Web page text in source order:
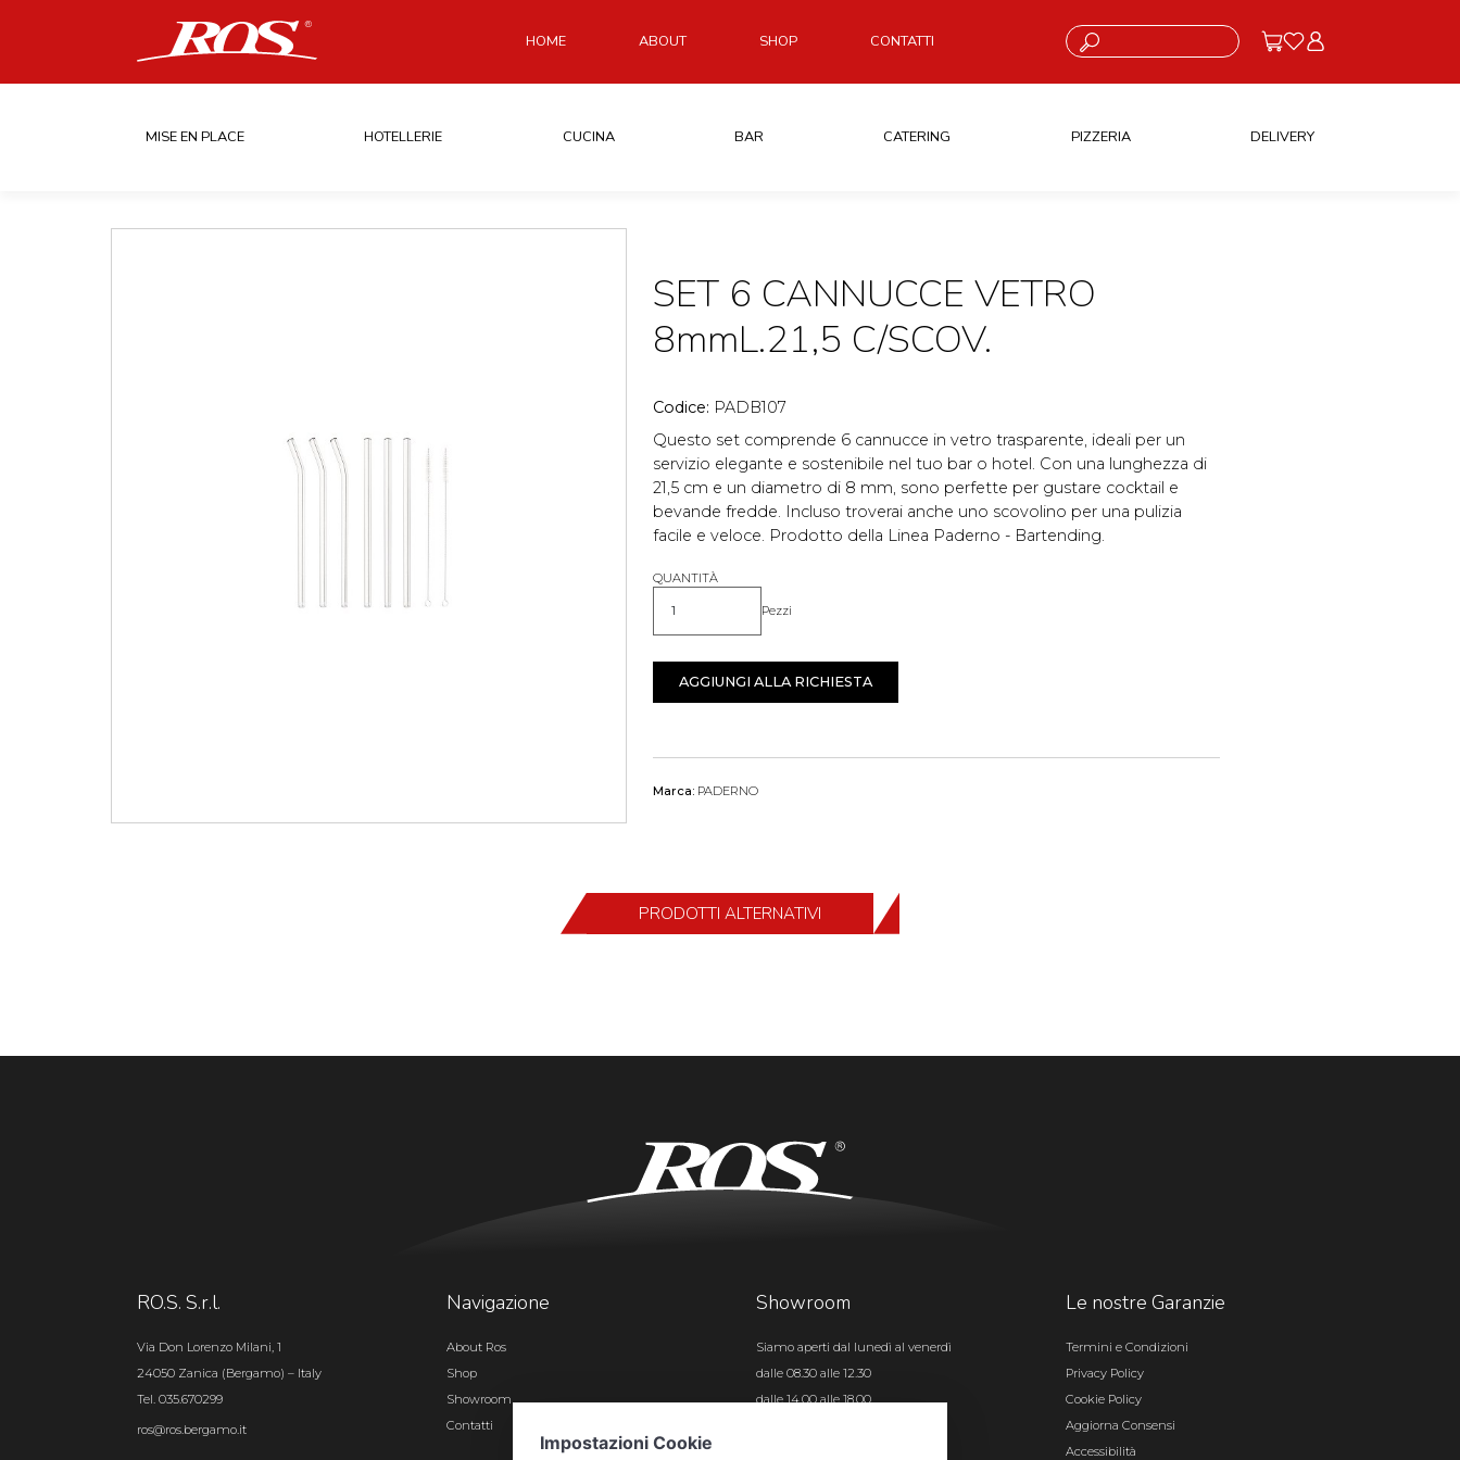
HOME ABOUT SHOP CONTATTI Cosa stai cercando?
MISE EN PLACE HOTELLERIE CUCINA BAR CATERING PIZZERIA DELIVERY
SET 6 CANNUCCE VETRO
8mmL.21,5 C/SCOV.
Codice: PADB107
Questo set comprende 6 cannucce in vetro trasparente, ideali per un
servizio elegante e sostenibile nel tuo bar o hotel. Con una lunghezza di
21,5 cm e un diametro di 8 mm, sono perfette per gustare cocktail e
bevande fredde. Incluso troverai anche uno scovolino per una pulizia
facile e veloce. Prodotto della Linea Paderno - Bartending.
QUANTITÀ
Quantità Pezzi
AGGIUNGI ALLA RICHIESTA
Marca: PADERNO
PRODOTTI ALTERNATIVI
RO.S. S.r.l.
Via Don Lorenzo Milani, 1
24050 Zanica (Bergamo) – Italy
Tel. 035.670299
ros@ros.bergamo.it
Navigazione
About Ros
Shop
Showroom
Contatti
Showroom
Siamo aperti dal lunedì al venerdì
dalle 08.30 alle 12.30
dalle 14.00 alle 18.00
Le nostre Garanzie
Termini e Condizioni
Privacy Policy
Cookie Policy
Aggiorna Consensi
Accessibilità